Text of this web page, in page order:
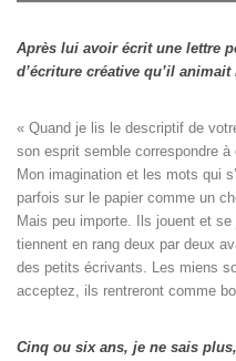
Après lui avoir écrit une lettre
d’écriture créative qu’il animait
« Quand je lis le descriptif de
son esprit semble correspondre
Mon imagination et les mots qui
parfois sur le papier comme un
Mais peu importe. Ils jouent et
tiennent en rang deux par deux
des petits écrivants. Les miens
acceptez, ils rentreront comme
Cinq ou six ans, je ne sais